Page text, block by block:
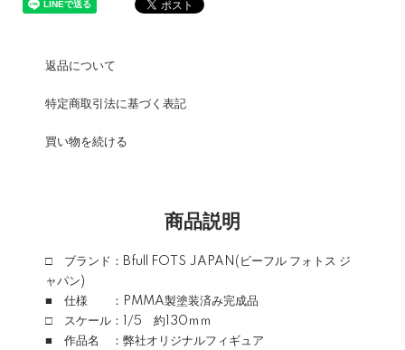
返品について
特定商取引法に基づく表記
買い物を続ける
商品説明
□ ブランド：Bfull FOTS JAPAN(ビーフル フォトス ジ
ャパン)
■ 仕様 ：PMMA製塗装済み完成品
□ スケール：1/5 約130ｍｍ
■ 作品名 ：弊社オリジナルフィギュア